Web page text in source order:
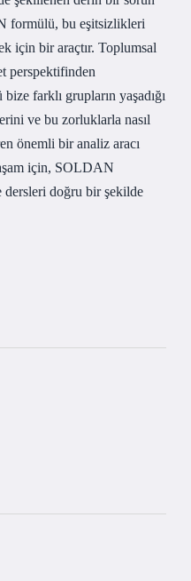
formülü, bu eşitsizlikleri
için bir araçtır. Toplumsal
perspektifinden
farklı grupların yaşadığı
ve bu zorluklarla nasıl
önemli bir analiz aracı
için, SOLDAN
dersleri doğru bir şekilde